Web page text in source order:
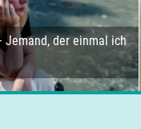
Jemand, der einmal ich